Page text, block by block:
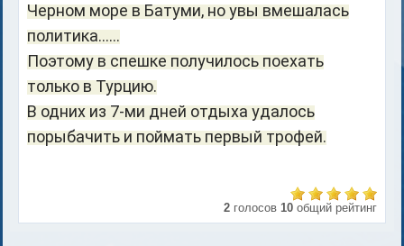
Черном море в Батуми, но увы вмешалась
политика......
Поэтому в спешке получилось поехать
только в Турцию.
В одних из 7-ми дней отдыха удалось
порыбачить и поймать первый трофей.
2 голосов 10 общий рейтинг